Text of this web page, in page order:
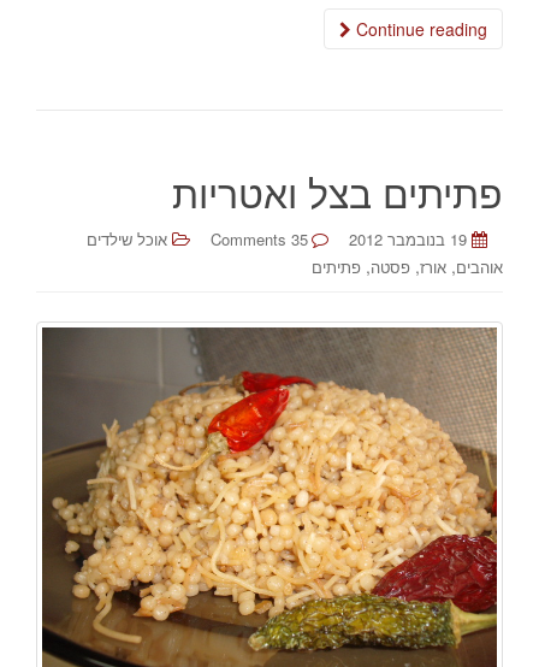
Continue reading
פתיתים בצל ואטריות
19 בנובמבר 2012 35 Comments
אוכל שילדים
אוהבים, אורז, פסטה, פתיתים